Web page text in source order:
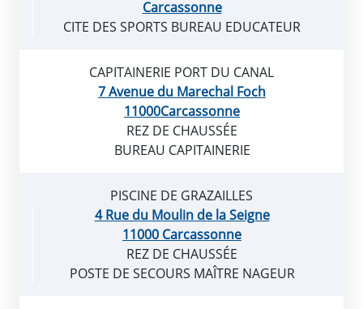
Carcassonne
CITE DES SPORTS BUREAU EDUCATEUR
CAPITAINERIE PORT DU CANAL
7 Avenue du Marechal Foch
11000Carcassonne
REZ DE CHAUSSÉE
BUREAU CAPITAINERIE
PISCINE DE GRAZAILLES
4 Rue du Moulin de la Seigne
11000 Carcassonne
REZ DE CHAUSSÉE
POSTE DE SECOURS MAÎTRE NAGEUR